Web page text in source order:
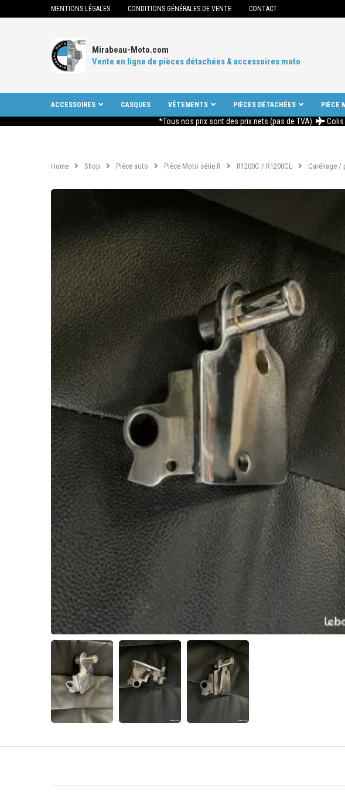
MENTIONS LÉGALES CONDITIONS GÉNÉRALES DE VENTE CONTACT
Mirabeau-Moto.com
Vente en ligne de pièces détachées & accessoires moto
ACCESSOIRES CASQUES VÊTEMENTS PIÈCES DÉTACHÉES PIÈCE
*Tous nos prix sont des prix nets (pas de TVA). Colis
Home Shop Pièce auto Pièce Moto série R R1200C / R1200CL Carénage /